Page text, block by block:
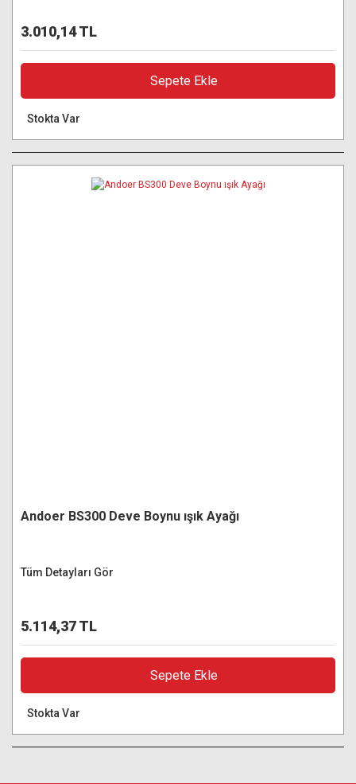
3.010,14 TL
Sepete Ekle
Stokta Var
Andoer BS300 Deve Boynu ışık Ayağı
Tüm Detayları Gör
5.114,37 TL
Sepete Ekle
Stokta Var